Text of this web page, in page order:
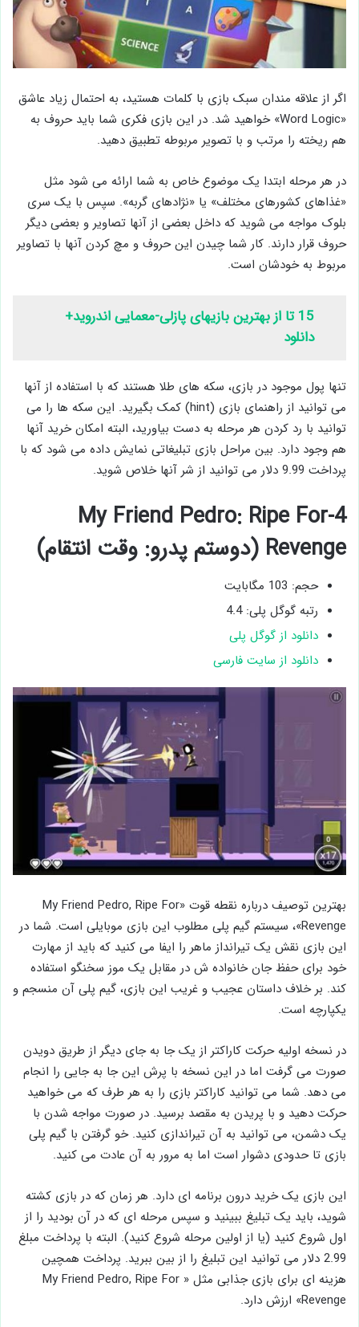
اگر از علاقه مندان سبک بازی با کلمات هستید، به احتمال زیاد عاشق
«Word Logic» خواهید شد. در این بازی فکری شما باید حروف به
هم ریخته را مرتب و با تصویر مربوطه تطبیق دهید.
در هر مرحله ابتدا یک موضوع خاص به شما ارائه می شود مثل
«غذاهای کشورهای مختلف» یا «نژادهای گربه». سپس با یک سری
بلوک مواجه می شوید که داخل بعضی از آنها تصاویر و بعضی دیگر
حروف قرار دارند. کار شما چیدن این حروف و مچ کردن آنها با تصاویر
مربوط به خودشان است.
15 تا از بهترین بازیهای پازلی-معمایی اندروید+
دانلود
تنها پول موجود در بازی، سکه های طلا هستند که با استفاده از آنها
می توانید از راهنمای بازی (hint) کمک بگیرید. این سکه ها را می
توانید با رد کردن هر مرحله به دست بیاورید، البته امکان خرید آنها
هم وجود دارد. بین مراحل بازی تبلیغاتی نمایش داده می شود که با
پرداخت 9.99 دلار می توانید از شر آنها خلاص شوید.
4-My Friend Pedro: Ripe For
Revenge (دوستم پدرو: وقت انتقام)
حجم: 103 مگابایت
رتبه گوگل پلی: 4.4
دانلود از گوگل پلی
دانلود از سایت فارسی
بهترین توصیف درباره نقطه قوت «My Friend Pedro, Ripe For
Revenge»، سیستم گیم پلی مطلوب این بازی موبایلی است. شما در
این بازی نقش یک تیرانداز ماهر را ایفا می کنید که باید از مهارت
خود برای حفظ جان خانواده ش در مقابل یک موز سخنگو استفاده
کند. بر خلاف داستان عجیب و غریب این بازی، گیم پلی آن منسجم و
یکپارچه است.
در نسخه اولیه حرکت کاراکتر از یک جا به جای دیگر از طریق دویدن
صورت می گرفت اما در این نسخه با پرش این جا به جایی را انجام
می دهد. شما می توانید کاراکتر بازی را به هر طرف که می خواهید
حرکت دهید و با پریدن به مقصد برسید. در صورت مواجه شدن با
یک دشمن، می توانید به آن تیراندازی کنید. خو گرفتن با گیم پلی
بازی تا حدودی دشوار است اما به مرور به آن عادت می کنید.
این بازی یک خرید درون برنامه ای دارد. هر زمان که در بازی کشته
شوید، باید یک تبلیغ ببینید و سپس مرحله ای که در آن بودید را از
اول شروع کنید (یا از اولین مرحله شروع کنید). البته با پرداخت مبلغ
2.99 دلار می توانید این تبلیغ را از بین ببرید. پرداخت همچین
هزینه ای برای بازی جذابی مثل « My Friend Pedro, Ripe For
Revenge» ارزش دارد.